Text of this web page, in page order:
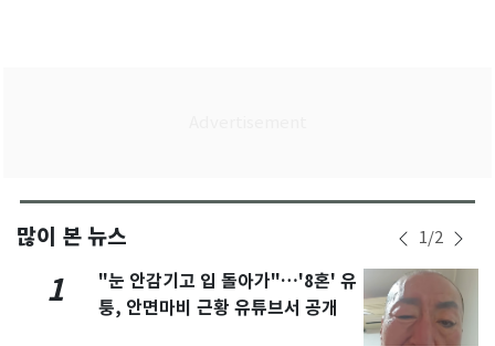
많이 본 뉴스 1/2
1
"눈 안감기고 입 돌아가"…'8혼' 유
퉁, 안면마비 근황 유튜브서 공개